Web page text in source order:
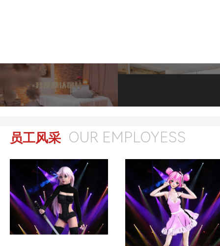
员工风采 OUR EMPLOYESS